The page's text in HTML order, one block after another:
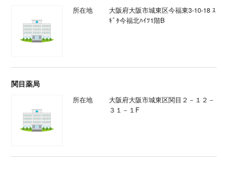
所在地
大阪府大阪市城東区今福東3-10-18 ｽ
ｷﾞﾀ今福北ﾊｲﾂ1階B
関目薬局
所在地
大阪府大阪市城東区関目２－１２－
３１－１F